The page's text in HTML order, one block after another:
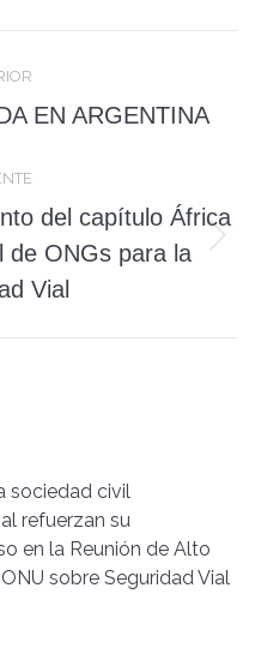
EN ARGENTINA
del capítulo África
de ONGs para la
Vial
sociedad civil
refuerzan su
en la Reunión de Alto
sobre Seguridad Vial